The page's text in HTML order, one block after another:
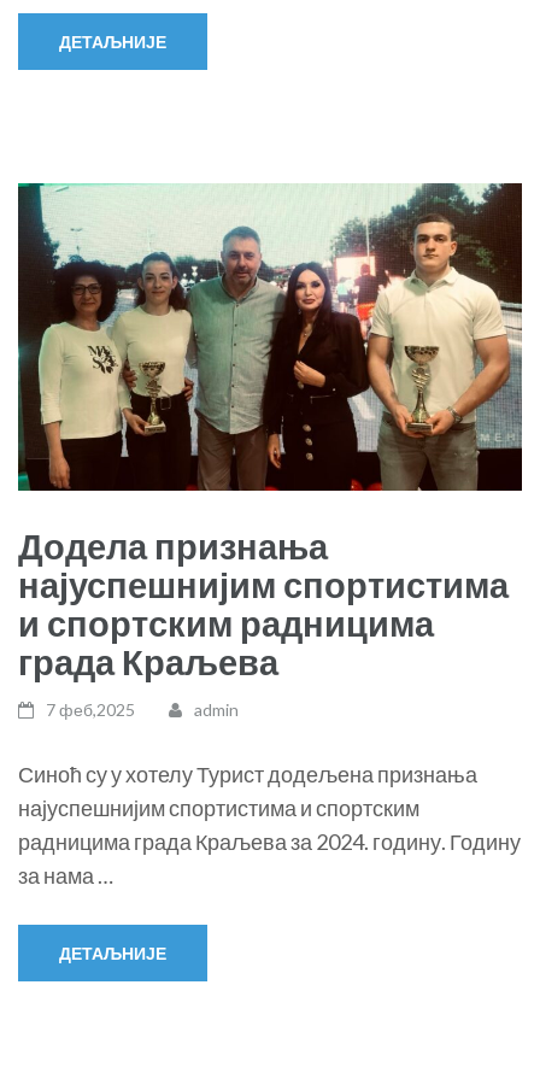
ДЕТАЉНИЈЕ
Додела признања
најуспешнијим спортистима
и спортским радницима
града Краљева
7 феб,2025 admin
Синоћ су у хотелу Турист додељена признања
најуспешнијим спортистима и спортским
радницима града Краљева за 2024. годину. Годину
за нама …
ДЕТАЉНИЈЕ